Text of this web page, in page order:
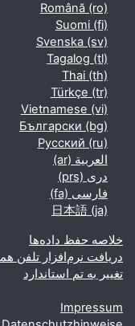
Română ‎(ro)‎
Suomi ‎(fi)‎
Svenska ‎(sv)‎
Tagalog ‎(tl)‎
Thai ‎(th)‎
Türkçe ‎(tr)‎
Vietnamese ‎(vi)‎
Български ‎(bg)‎
Русский ‎(ru)‎
العربية ‎(ar)‎
دری ‎(prs)‎
فارسی ‎(fa)‎
日本語 ‎(ja)‎
خلاصه حفظ داده‌ها
دریافت نرم‌افزار تلفن
تغییر به تم استاندارد
Impressum